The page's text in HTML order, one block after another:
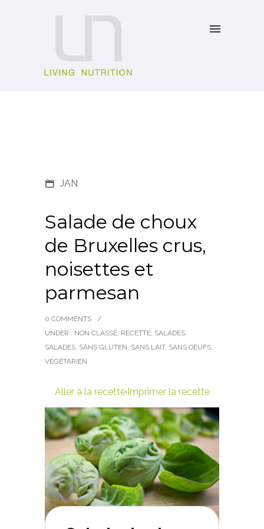
JAN
Salade de choux
de Bruxelles crus,
noisettes et
parmesan
0 COMMENTS
/
UNDER : NON CLASSÉ, RECETTE, SALADES,
SALADES, SANS GLUTEN, SANS LAIT, SANS OEUFS,
VÉGÉTARIEN
Aller à la recette·Imprimer la recette